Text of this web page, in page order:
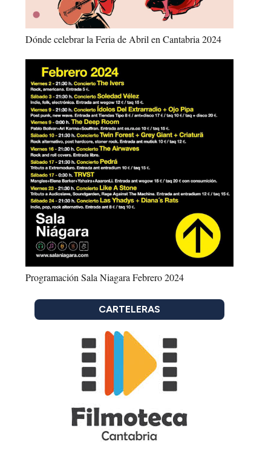
Dónde celebrar la Feria de Abril en Cantabria 2024
Programación Sala Niagara Febrero 2024
CARTELERAS